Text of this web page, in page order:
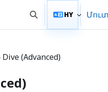
Toggle search input
HY
Dive (Advanced)